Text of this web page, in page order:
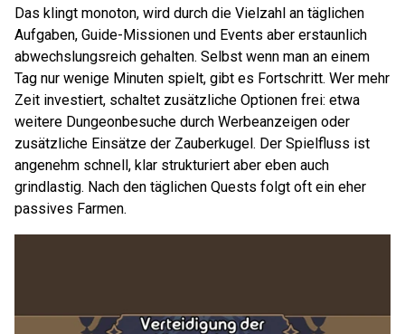
Das klingt monoton, wird durch die Vielzahl an täglichen
Aufgaben, Guide-Missionen und Events aber erstaunlich
abwechslungsreich gehalten. Selbst wenn man an einem
Tag nur wenige Minuten spielt, gibt es Fortschritt. Wer mehr
Zeit investiert, schaltet zusätzliche Optionen frei: etwa
weitere Dungeonbesuche durch Werbeanzeigen oder
zusätzliche Einsätze der Zauberkugel. Der Spielfluss ist
angenehm schnell, klar strukturiert aber eben auch
grindlastig. Nach den täglichen Quests folgt oft ein eher
passives Farmen.